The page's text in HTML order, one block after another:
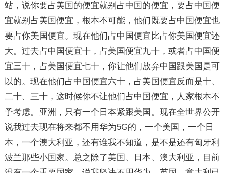
站，说你要占美国的便宜就别占中国的便宜，要占中国便
宜就别占美国便宜，根本不可能，他们既要占中国便宜也
要占你美国便宜。现在他们占中国便宜比占你美国便宜还
大。过去占中国便宜十，占美国便宜九十，或者占中国便
宜三十，占美国便宜七十，你让他们放弃中国跟美国是可
以的。现在他们占中国便宜六十，占美国便宜反而是十、
二十、三十，这时候你不让他们占中国便宜，人家根本不
予考虑。亚洲，只有一个日本紧跟美国。现在全世界公开
说我过去现在将来都不用华为5G的，一个美国，一个日
本，一个澳大利亚，还有谁我不知道，是不是还有匈牙利
波兰那些小国家。总之除了美国、日本、澳大利亚，目前